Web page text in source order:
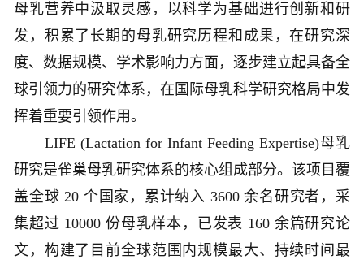
母乳营养中汲取灵感，以科学为基础进行创新和研
发，积累了长期的母乳研究历程和成果，在研究深
度、数据规模、学术影响力方面，逐步建立起具备全
球引领力的研究体系，在国际母乳科学研究格局中发
挥着重要引领作用。
LIFE (Lactation for Infant Feeding Expertise)母乳
研究是雀巢母乳研究体系的核心组成部分。该项目覆
盖全球 20 个国家，累计纳入 3600 余名研究者，采
集超过 10000 份母乳样本，已发表 160 余篇研究论
文，构建了目前全球范围内规模最大、持续时间最